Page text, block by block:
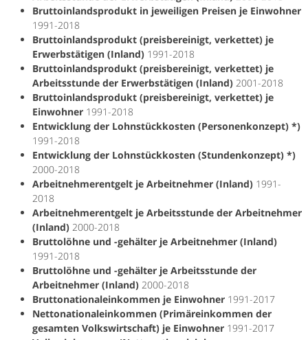
Bruttoinlandsprodukt in jeweiligen Preisen je Einwohner
1991-2018
Bruttoinlandsprodukt (preisbereinigt, verkettet) je
Erwerbstätigen (Inland) 1991-2018
Bruttoinlandsprodukt (preisbereinigt, verkettet) je
Arbeitsstunde der Erwerbstätigen (Inland) 2001-2018
Bruttoinlandsprodukt (preisbereinigt, verkettet) je
Einwohner 1991-2018
Entwicklung der Lohnstückkosten (Personenkonzept) *)
1991-2018
Entwicklung der Lohnstückkosten (Stundenkonzept) *)
2000-2018
Arbeitnehmerentgelt je Arbeitnehmer (Inland) 1991-
2018
Arbeitnehmerentgelt je Arbeitsstunde der Arbeitnehmer
(Inland) 2000-2018
Bruttolöhne und -gehälter je Arbeitnehmer (Inland)
1991-2018
Bruttolöhne und -gehälter je Arbeitsstunde der
Arbeitnehmer (Inland) 2000-2018
Bruttonationaleinkommen je Einwohner 1991-2017
Nettonationaleinkommen (Primäreinkommen der
gesamten Volkswirtschaft) je Einwohner 1991-2017